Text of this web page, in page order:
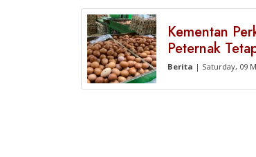
Kementan
Peternak
Berita | Saturday, 09